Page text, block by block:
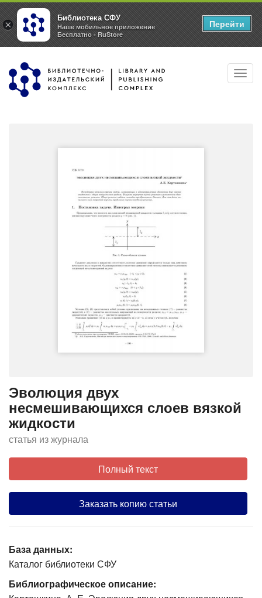
Перейти
основному
Эволюция двух
несмешивающихся слоев вязкой
жидкости
статья из журнала
Полный текст
Заказать копию статьи
База данных:
Каталог библиотеки СФУ
Библиографическое описание:
×
Библиотека СФУ
Наше мобильное приложение
Бесплатно - RuStore
Перейти